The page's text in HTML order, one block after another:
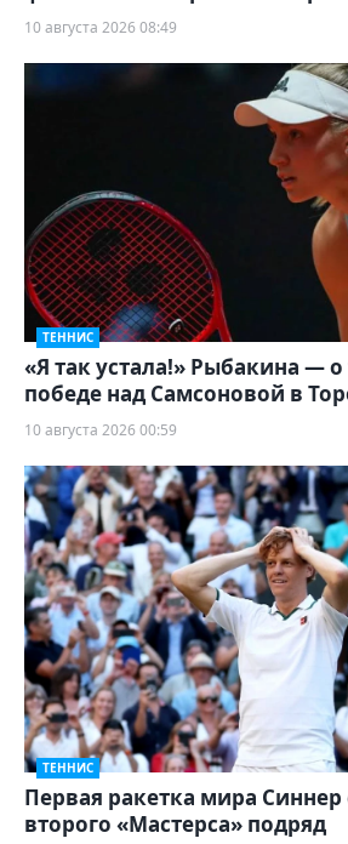
10 августа 2026 08:49
ТЕННИС
«Я так устала!» Рыбакина —
победе над Самсоновой в
10 августа 2026 00:59
ТЕННИС
Первая ракетка мира Синнер
второго «Мастерса» подряд